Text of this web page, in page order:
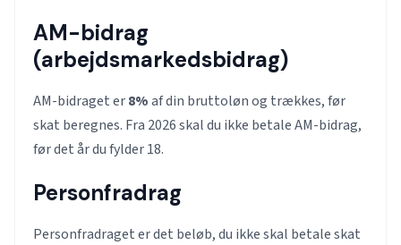
AM-bidrag
(arbejdsmarkedsbidrag)
AM-bidraget er8%af din bruttoløn og trækkes, før
skat beregnes. Fra 2026 skal du ikke betale AM-bidrag,
før det år du fylder 18.
Personfradrag
Personfradraget er det beløb, du ikke skal betale skat